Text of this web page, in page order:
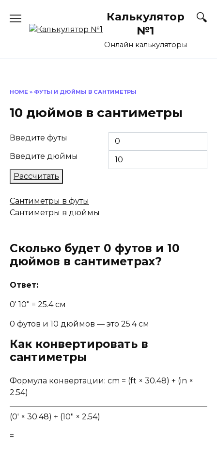
содержанию
Калькулятор
№1
Онлайн калькуляторы
HOME » ФУТЫ И ДЮЙМЫ В САНТИМЕТРЫ
10 дюймов в сантиметры
Введите футы
Введите дюймы
Рассчитать
Сантиметры в футы
Сантиметры в дюймы
Сколько будет 0 футов и 10
дюймов в сантиметрах?
Ответ:
0' 10" = 25.4 см
0 футов и 10 дюймов — это 25.4 см
Как конвертировать в
сантиметры
Формула конвертации: cm = (ft × 30.48) + (in ×
2.54)
(0' × 30.48) + (10" × 2.54)
=